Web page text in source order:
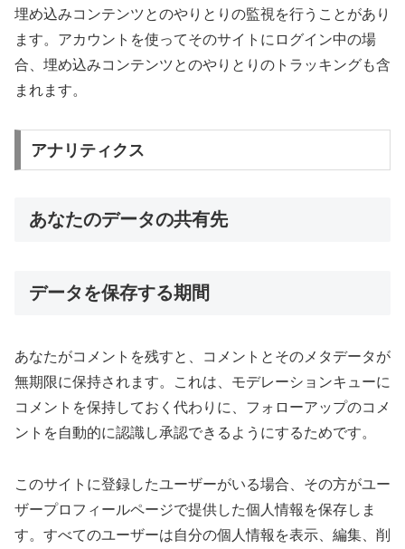
埋め込みコンテンツとのやりとりの監視を行うことがあり
ます。アカウントを使ってそのサイトにログイン中の場
合、埋め込みコンテンツとのやりとりのトラッキングも含
まれます。
アナリティクス
あなたのデータの共有先
データを保存する期間
あなたがコメントを残すと、コメントとそのメタデータが
無期限に保持されます。これは、モデレーションキューに
コメントを保持しておく代わりに、フォローアップのコメ
ントを自動的に認識し承認できるようにするためです。
このサイトに登録したユーザーがいる場合、その方がユー
ザープロフィールページで提供した個人情報を保存しま
す。すべてのユーザーは自分の個人情報を表示、編集、削